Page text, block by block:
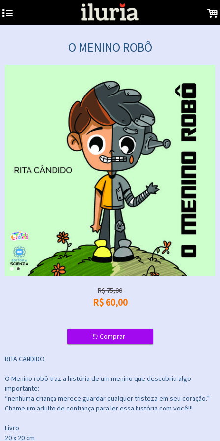
4 .
O MENINO ROBÔ
R$75,00
R$ 60,00
. Comprar
RITA CANDIDO
O Menino robô traz a história de um menino que descobriu algo
importante:
“nenhuma criança merece guardar qualquer tristeza em seu coração.”
Chame um adulto de confiança para ler essa história com você!!!
Livro
20 x 20 cm